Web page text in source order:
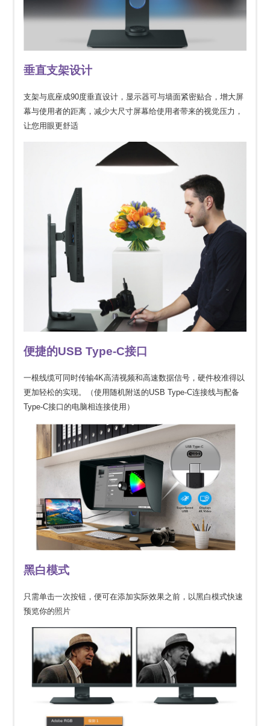
垂直支架设计
支架与底座成90度垂直设计，显示器可与墙面紧密贴合，增大屏
幕与使用者的距离，减少大尺寸屏幕给使用者带来的视觉压力，
让您用眼更舒适
便捷的USB Type-C接口
一根线缆可同时传输4K高清视频和高速数据信号，硬件校准得以
更加轻松的实现。（使用随机附送的USB Type-C连接线与配备
Type-C接口的电脑相连接使用）
黑白模式
只需单击一次按钮，便可在添加实际效果之前，以黑白模式快速
预览你的照片